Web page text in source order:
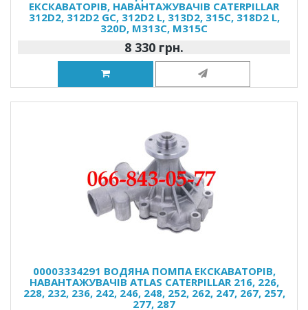
ЕКСКАВАТОРІВ, НАВАНТАЖУВАЧІВ CATERPILLAR
312D2, 312D2 GC, 312D2 L, 313D2, 315C, 318D2 L,
320D, M313C, M315C
8 330 грн.
00003334291 ВОДЯНА ПОМПА ЕКСКАВАТОРІВ,
НАВАНТАЖУВАЧІВ ATLAS CATERPILLAR 216, 226,
228, 232, 236, 242, 246, 248, 252, 262, 247, 267, 257,
277, 287